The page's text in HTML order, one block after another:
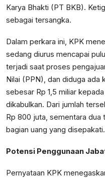
Karya Bhakti (PT BKB).
sebagai tersangka.
Dalam perkara ini, KPK
sedang diurus mencapai
terjadi saat proses
Nilai (PPN), dan diduga ada
sebesar Rp 1,5 miliar
dikabulkan. Dari jumlah
Rp 800 juta, sementara dua
bagian uang yang disepakati.
Potensi Penggunaan
Pernyataan KPK